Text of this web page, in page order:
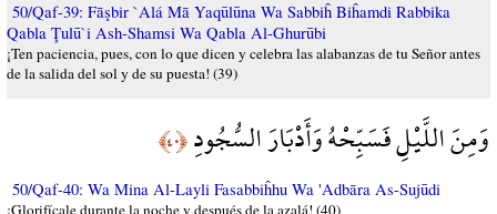
50/Qaf-39: Fāşbir `Alá Mā Yaqūlūna Wa Sabbiĥ Biĥamdi Rabbika
Qabla Ţulū`i Ash-Shamsi Wa Qabla Al-Ghurūbi
¡Ten paciencia, pues, con lo que dicen y celebra las alabanzas de tu Señor antes
de la salida del sol y de su puesta! (39)
وَمِنَ اللَّيْلِ فَسَبِّحْهُ وَأَدْبَارَ السُّجُودِ﴿٤٠﴾
50/Qaf-40: Wa Mina Al-Layli Fasabbiĥhu Wa 'Adbāra As-Sujūdi
¡Glorifícale durante la noche y después de la azalá! (40)